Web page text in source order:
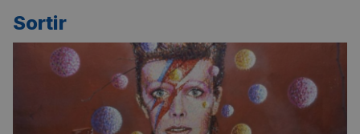
Sortir